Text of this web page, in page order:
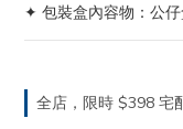
✦ 包裝盒內容物：公
全店，限時 $398 宅